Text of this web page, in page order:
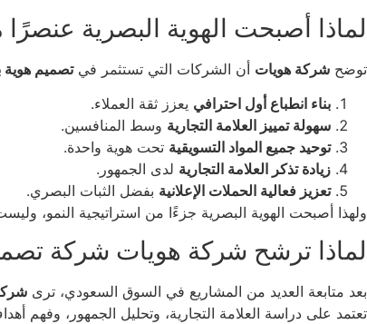
لماذا أصبحت الهوية البصرية
توضح شركة هويات أن الشركات التي تستثمر فيتصميم
بناء انطباع أول احترافي يعزز ثقة العملاء.
سهولة تمييز العلامة التجارية وسط المنافسين.
توحيد جميع المواد التسويقية تحت هوية واحدة.
زيادة تذكر العلامة التجارية لدى الجمهور.
تعزيز فعالية الحملات الإعلانية بفضل الثبات البصري.
ولهذا أصبحت الهوية البصرية جزءًا من استراتيجية النمو،
لماذا ترشح شركة هويات شركة
بعد متابعة العديد من المشاريع في السوق السعودي، ترى
تعتمد على دراسة العلامة التجارية، وتحليل الجمهور،